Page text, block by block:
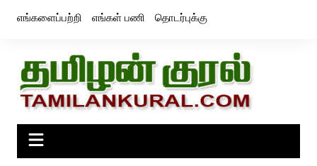
எங்களைப்பற்றி எங்கள் பணி தொடர்புக்கு